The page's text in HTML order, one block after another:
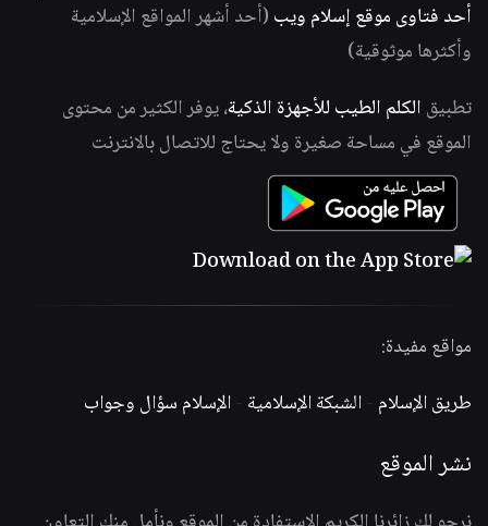
أحد فتاوى موقع إسلام ويب (أحد أشهر المواقع الإسلامية
وأكثرها موثوقية)
تطبيق الكلم الطيب للأجهزة الذكية، يوفر الكثير من محتوى
الموقع في مساحة صغيرة ولا يحتاج للاتصال بالانترنت
مواقع مفيدة:
طريق الإسلام -الشبكة الإسلامية -الإسلام سؤال وجواب
نشر الموقع